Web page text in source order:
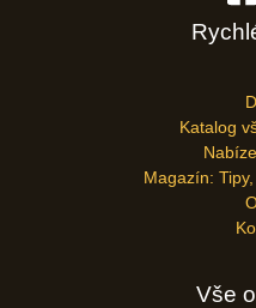
Katalog
Magazín:
Vše